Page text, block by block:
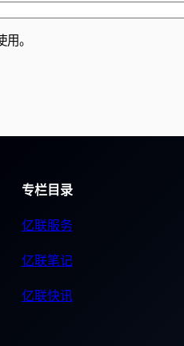
。
专栏目录
亿联服务
亿联笔记
亿联快讯